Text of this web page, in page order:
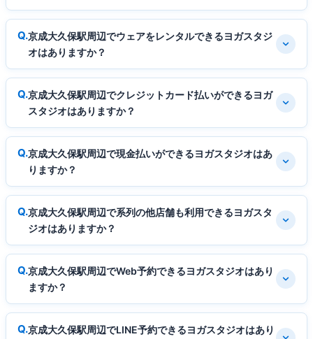
京成大久保駅周辺でウェアをレンタルできるヨガスタジ
オはありますか？
京成大久保駅周辺でクレジットカード払いができるヨガ
スタジオはありますか？
京成大久保駅周辺で現金払いができるヨガスタジオはあ
りますか？
京成大久保駅周辺で系列の他店舗も利用できるヨガスタ
ジオはありますか？
京成大久保駅周辺でWeb予約できるヨガスタジオはあり
ますか？
京成大久保駅周辺でLINE予約できるヨガスタジオはあり